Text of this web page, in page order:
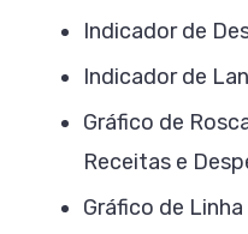
Indicador de
Indicador de
Gráfico de
Receitas e
Gráfico de